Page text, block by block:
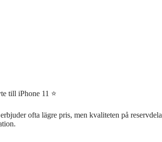
till iPhone 11 ⭐
ofta lägre pris, men kvaliteten på